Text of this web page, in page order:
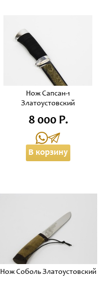
Нож Сапсан-1
Златоустовский
8 000 Р.
В корзину
Нож Соболь Златоустовский